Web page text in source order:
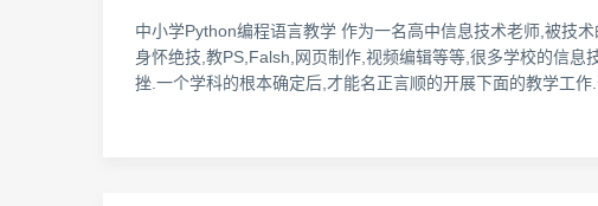
中小学Python编程语言教学 作为一名高中信息技术老师,被技
身怀绝技,教PS,Falsh,网页制作,视频编辑等等,很多学校的信
挫.一个学科的根本确定后,才能名正言顺的开展下面的教学工